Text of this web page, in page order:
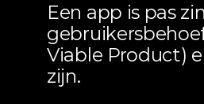
Een app is pas
Viable Product)
zijn.